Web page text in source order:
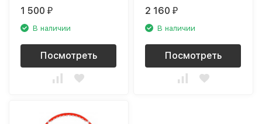
1 500₽
В наличии
Посмотреть
2 160₽
В наличии
Посмотреть